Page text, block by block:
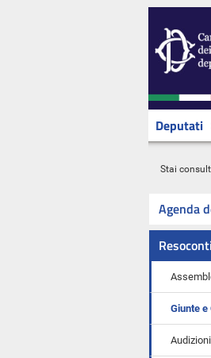
Deputati
Stai
Agenda
Resoconti
Giunte
Audizioni